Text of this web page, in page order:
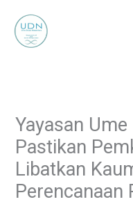
content
Yayasan
Pastikan
Libatkan
Perencanaan